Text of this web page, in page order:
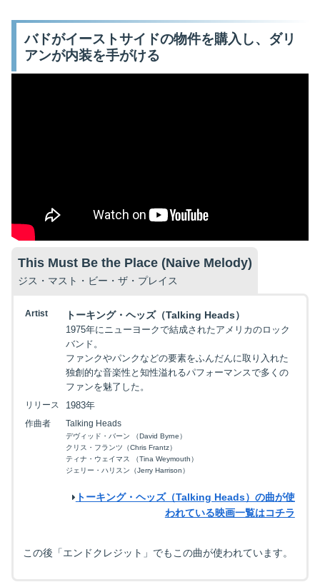
バドがイーストサイドの物件を購入し、ダリ
アンが内装を手がける
This Must Be the Place (Naive Melody)
ジス・マスト・ビー・ザ・プレイス
Artist トーキング・ヘッズ（Talking Heads）
1975年にニューヨークで結成されたアメリカのロック
バンド。
ファンクやパンクなどの要素をふんだんに取り入れた
独創的な音楽性と知性溢れるパフォーマンスで多くの
ファンを魅了した。
リリース 1983年
作曲者 Talking Heads
デヴィッド・バーン （David Byrne）
クリス・フランツ（Chris Frantz）
ティナ・ウェイマス （Tina Weymouth）
ジェリー・ハリスン（Jerry Harrison）
トーキング・ヘッズ（Talking Heads）の曲が使
われている映画一覧はコチラ
この後「エンドクレジット」でもこの曲が使われています。